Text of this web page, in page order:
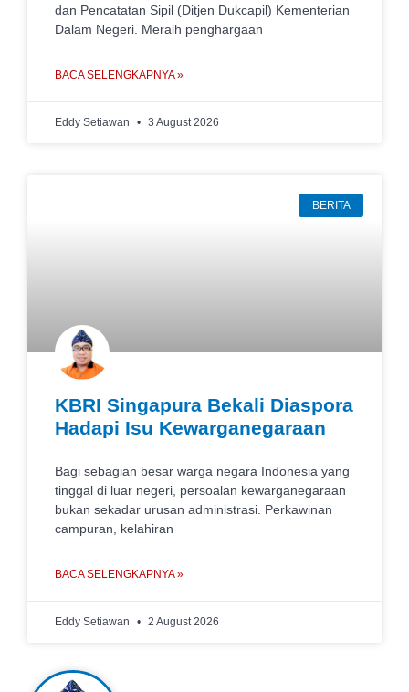
dan Pencatatan Sipil (Ditjen Dukcapil) Kementerian
Dalam Negeri. Meraih penghargaan
BACA SELENGKAPNYA »
Eddy Setiawan 3 August 2026
BERITA
KBRI Singapura Bekali Diaspora
Hadapi Isu Kewarganegaraan
Bagi sebagian besar warga negara Indonesia yang
tinggal di luar negeri, persoalan kewarganegaraan
bukan sekadar urusan administrasi. Perkawinan
campuran, kelahiran
BACA SELENGKAPNYA »
Eddy Setiawan 2 August 2026